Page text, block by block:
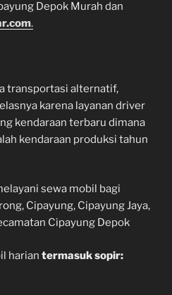
Depok Murah dan
.
transportasi alternatif,
karena layanan driver
kendaraan terbaru dimana
kendaraan produksi tahun
sewa mobil bagi
Cipayung, Cipayung Jaya,
Cipayung Depok
harian termasuk sopir: